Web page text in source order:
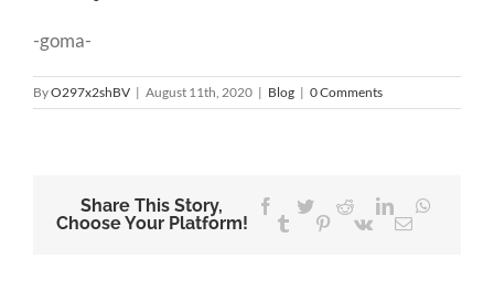
-goma-
ByO297x2shBV | August 11th, 2020 | Blog | 0 Comments
Share This Story,
Choose Your Platform!
Facebook
TwitterRedditLinkedIn
Tumblr Pinterest
Vk Email